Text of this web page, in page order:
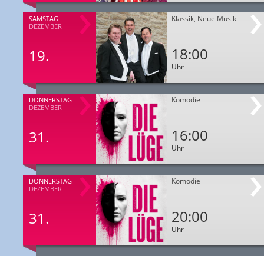
SAMSTAG
DEZEMBER
19.
Klassik, Neue Musik
18:00
Uhr
DONNERSTAG
DEZEMBER
31.
Komödie
16:00
Uhr
DONNERSTAG
DEZEMBER
31.
Komödie
20:00
Uhr